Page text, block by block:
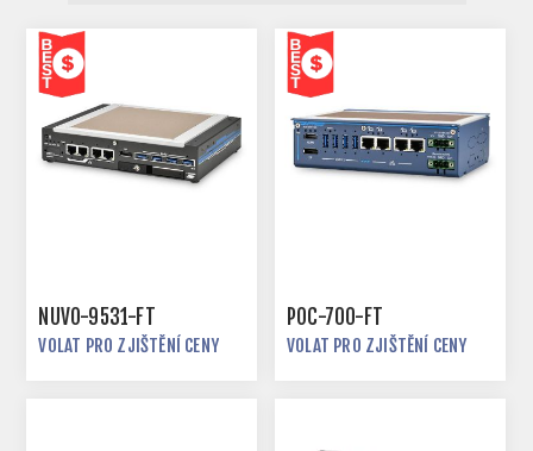
NUVO-9531-FT
VOLAT PRO ZJIŠTĚNÍ CENY
POC-700-FT
VOLAT PRO ZJIŠTĚNÍ CENY